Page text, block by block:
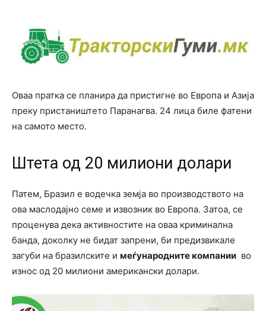
Оваа пратка се планира да пристигне во Европа и Азија
преку пристаништето Паранагва. 24 лица биле фатени
на самото место.
Штета од 20 милиони долари
Патем, Бразил е водечка земја во производството на
ова маслодајно семе и извозник во Европа. Затоа, се
проценува дека активностите на оваа криминална
банда, доколку не бидат запрени, би предизвикале
загуби на бразилските и меѓународните компании во
износ од 20 милиони американски долари.